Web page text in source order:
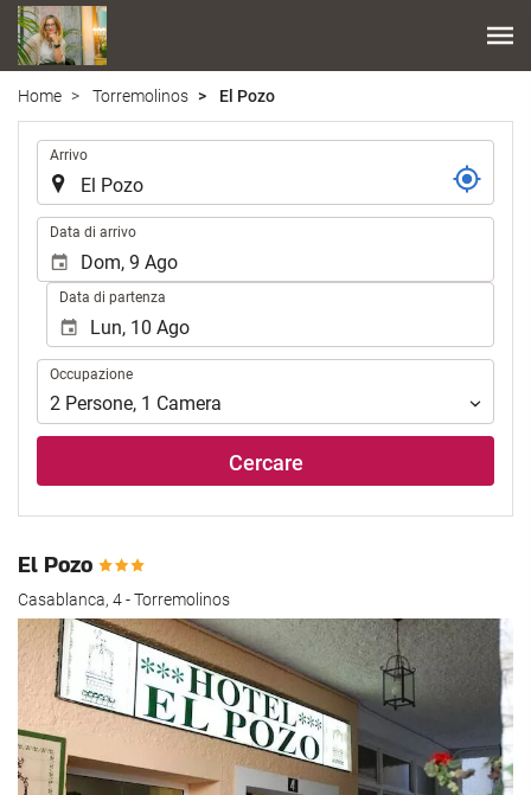
Home Torremolinos El Pozo
Arrivo
Data di arrivo
Data di partenza
Occupazione
Occupazione
2 Persone, 1 Camera
Cercare
El Pozo
Casablanca, 4 - Torremolinos